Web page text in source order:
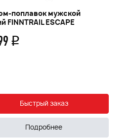
поплавок мужской
FINNTRAIL ESCAPE
q
Быстрый заказ
Подробнее